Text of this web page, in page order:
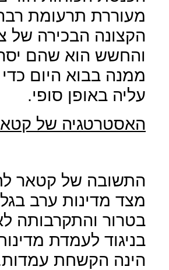
מעוררת תרעומת
הקצונה הבכירה של
והחשש הוא שהם
ממנה בבוא היום
עליה באופן סופי.
האסטרטגיה של
התשובה של קטאר
מצד מדינות ערב
בטרור והתקרבותה
בניגוד לעמדת
הינה הקשחת